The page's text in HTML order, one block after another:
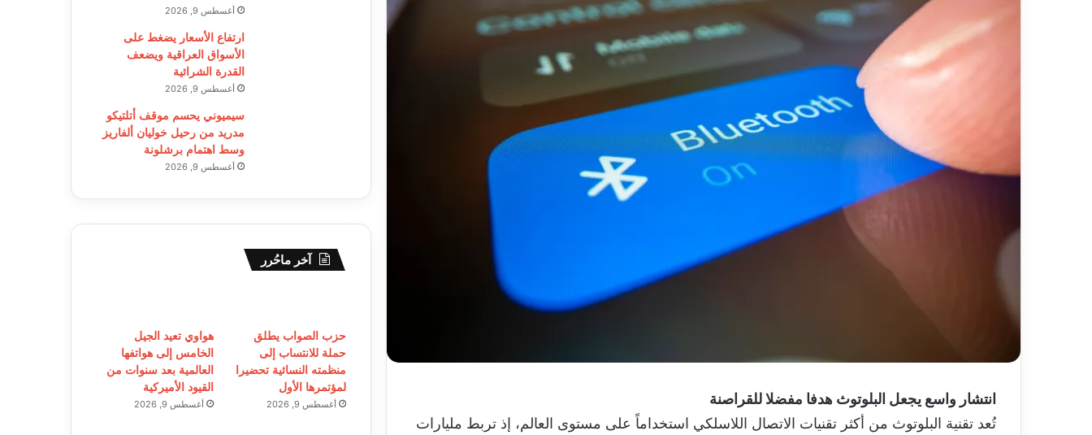
انتشار واسع يجعل البلوتوث هدفا مفضلا للقراصنة
تُعد تقنية البلوتوث من أكثر تقنيات الاتصال اللاسلكي استخداماً على مستوى العالم، إذ تربط مليارات
أغسطس 9, 2026
ارتفاع الأسعار يضغط على
الأسواق العراقية ويضعف
القدرة الشرائية
أغسطس 9, 2026
سيميوني يحسم موقف أتلتيكو
مدريد من رحيل خوليان ألفاريز
وسط اهتمام برشلونة
أغسطس 9, 2026
آخر ماحُرر
حزب الصواب يطلق
حملة للانتساب إلى
منظمته النسائية تحضيرا
لمؤتمرها الأول
أغسطس 9, 2026
هواوي تعيد الجيل
الخامس إلى هواتفها
العالمية بعد سنوات من
القيود الأميركية
أغسطس 9, 2026